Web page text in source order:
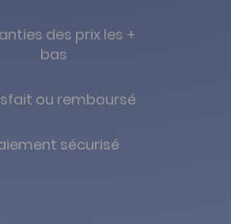
des prix les +
bas
ou remboursé
sécurisé